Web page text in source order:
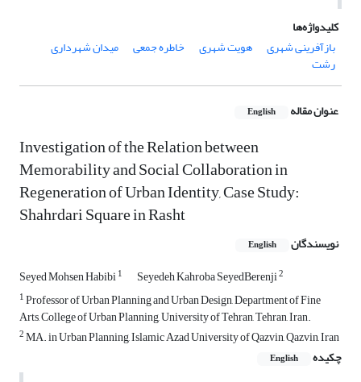
کلیدواژه‌ها
بازآفرینی شهری
هویت شهری خاطره جمعی میدان شهرداری
رشت
عنوان مقاله English
Investigation of the Relation between
Memorability and Social Collaboration in
Regeneration of Urban Identity, Case Study:
Shahrdari Square in Rasht
نویسندگان English
Seyed Mohsen Habibi1 Seyedeh Kahroba SeyedBerenji2
1Professor of Urban Planning and Urban Design, Department of Fine
Arts, College of Urban Planning, University of Tehran, Tehran, Iran.
2MA. in Urban Planning, Islamic Azad University of Qazvin, Qazvin, Iran
چکیده
English